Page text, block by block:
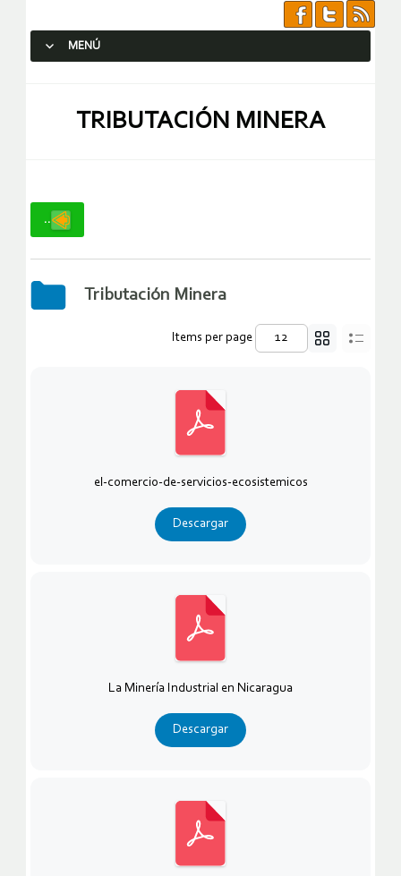
MENÚ
TRIBUTACIÓN MINERA
..
Tributación Minera
Items per page
el-comercio-de-servicios-ecosistemicos
Descargar
La Minería Industrial en Nicaragua
Descargar